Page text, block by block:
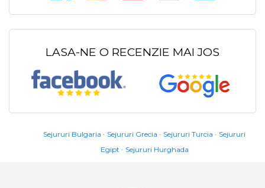
LASA-NE O RECENZIE MAI JOS
Sejururi Bulgaria Sejururi Grecia Sejururi Turcia
Sejururi
Egipt
Sejururi Hurghada